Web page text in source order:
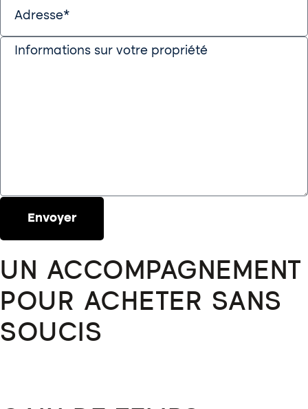
Envoyer
UN ACCOMPAGNEMENT
POUR ACHETER SANS
SOUCIS